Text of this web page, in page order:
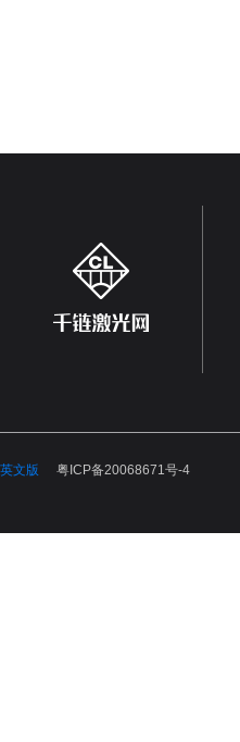
英文版 粤ICP备20068671号-4